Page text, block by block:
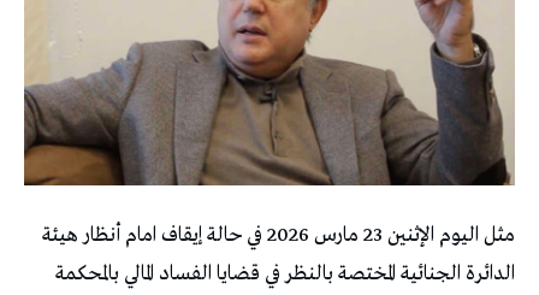
مثل اليوم الإثنين 23 مارس 2026 في حالة إيقاف امام أنظار هيئة
الدائرة الجنائية المختصة بالنظر في قضايا الفساد المالي بالمحكمة